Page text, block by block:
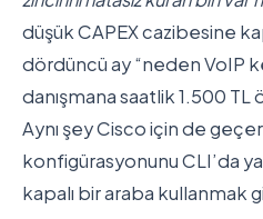
düşük CAPEX cazibesine
dördüncü ay “neden VoIP
danışmana saatlik 1.500
Aynı şey Cisco için de
konfigürasyonunu CLI’da
kapalı bir araba kullanmak